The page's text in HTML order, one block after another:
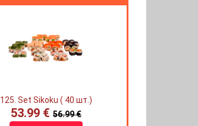
125. Set Sikoku ( 40 шт.)
53.99 € 56.99 €